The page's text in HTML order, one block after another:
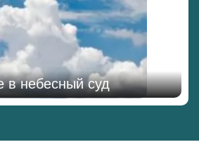
в небесный суд